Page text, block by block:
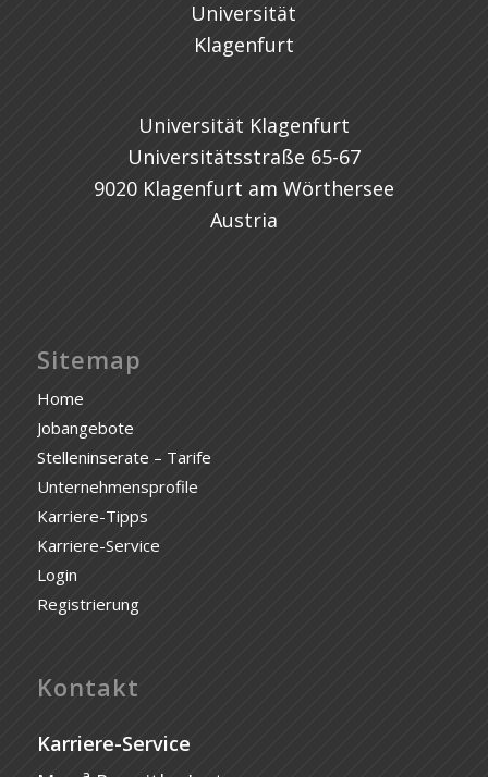
Universität Klagenfurt
Universitätsstraße 65-67
9020 Klagenfurt am Wörthersee
Austria
Sitemap
Home
Jobangebote
Stelleninserate – Tarife
Unternehmensprofile
Karriere-Tipps
Karriere-Service
Login
Registrierung
Kontakt
Karriere-Service